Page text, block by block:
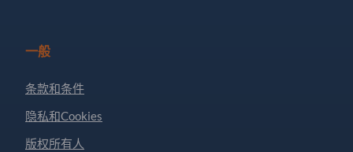
一般
条款和条件
隐私和Cookies
版权所有人